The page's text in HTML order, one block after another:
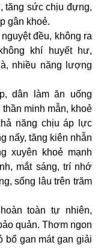
tăng sức chịu đựng,
gân khoẻ.
đều, không ra
khí huyết hư,
nhiều năng lượng
dân làm ăn uống
minh mẫn, khoẻ
năng chịu áp lực
nẩy, tăng kiên nhẫn
xuyên khoẻ mạnh
mắt sáng, trí nhớ
sống lâu trên trăm
toàn tự nhiên,
quản. Thơm ngon
bổ gan mát gan giải